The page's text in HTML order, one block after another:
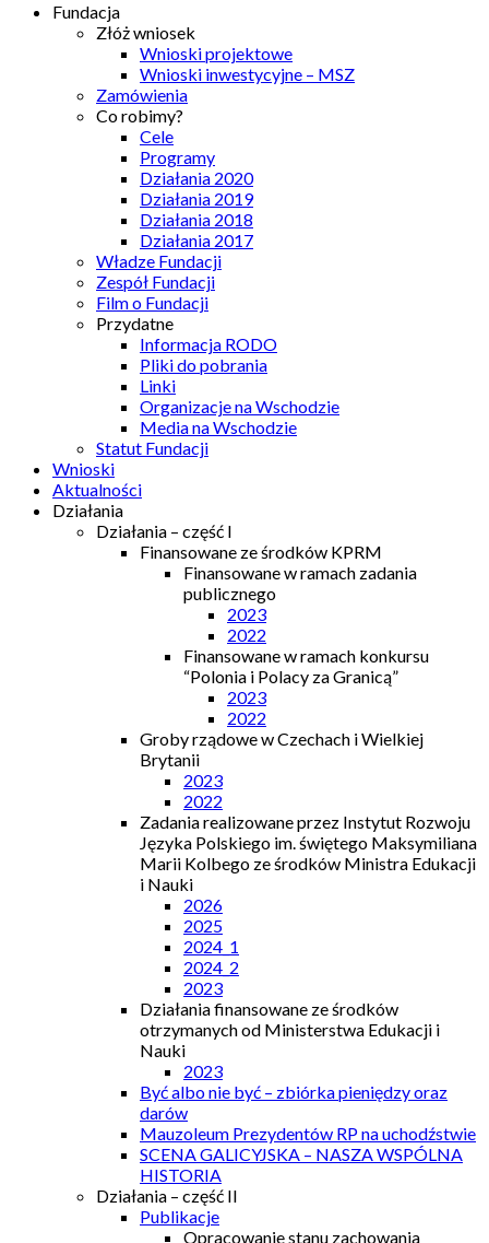
Fundacja
Złóż wniosek
Wnioski projektowe
Wnioski inwestycyjne – MSZ
Zamówienia
Co robimy?
Cele
Programy
Działania 2020
Działania 2019
Działania 2018
Działania 2017
Władze Fundacji
Zespół Fundacji
Film o Fundacji
Przydatne
Informacja RODO
Pliki do pobrania
Linki
Organizacje na Wschodzie
Media na Wschodzie
Statut Fundacji
Wnioski
Aktualności
Działania
Działania – część I
Finansowane ze środków KPRM
Finansowane w ramach zadania
publicznego
2023
2022
Finansowane w ramach konkursu
“Polonia i Polacy za Granicą”
2023
2022
Groby rządowe w Czechach i Wielkiej
Brytanii
2023
2022
Zadania realizowane przez Instytut Rozwoju
Języka Polskiego im. świętego Maksymiliana
Marii Kolbego ze środków Ministra Edukacji
i Nauki
2026
2025
2024_1
2024_2
2023
Działania finansowane ze środków
otrzymanych od Ministerstwa Edukacji i
Nauki
2023
Być albo nie być – zbiórka pieniędzy oraz
darów
Mauzoleum Prezydentów RP na uchodźstwie
SCENA GALICYJSKA – NASZA WSPÓLNA
HISTORIA
Działania – część II
Publikacje
Opracowanie stanu zachowania